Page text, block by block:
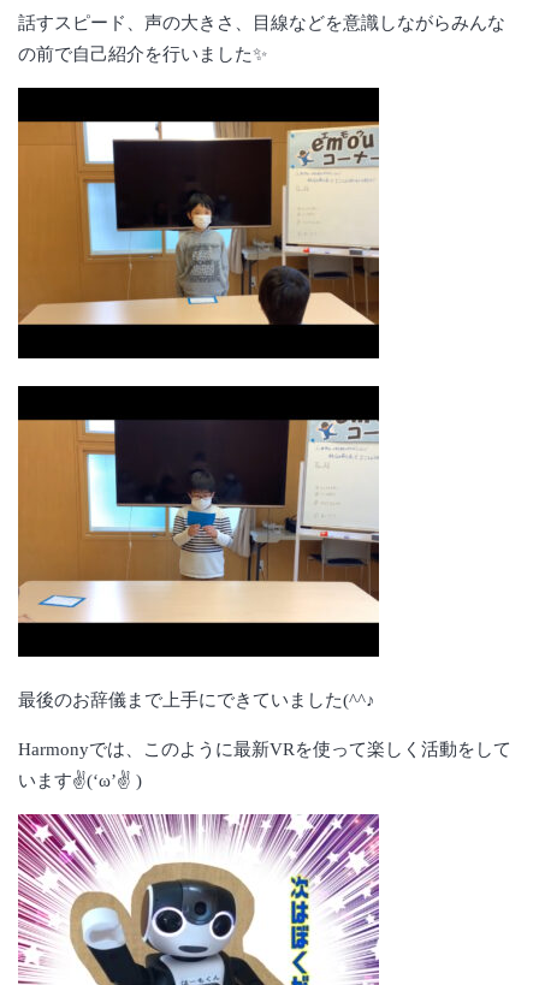
話すスピード、声の大きさ、目線などを意識しながらみんな
の前で自己紹介を行いました✨
最後のお辞儀まで上手にできていました(^^♪
Harmonyでは、このように最新VRを使って楽しく活動をして
います✌(‘ω’✌ )